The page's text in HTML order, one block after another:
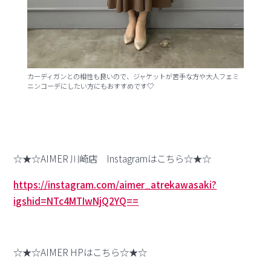
カーディガンとの相性も良いので、ジャケットが苦手な方や大人フェミ
ニンコーデにしたい方にもおすすめです♡
☆★☆AIMER 川崎店 Instagramはこちら☆★☆
https://instagram.com/aimer_atrekawasaki?
igshid=NTc4MTIwNjQ2YQ==
☆★☆AIMER HPはこちら☆★☆